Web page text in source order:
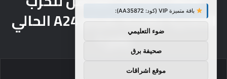
الأهلية مقارنة بفيلم A24 الحالي
رقم 1
باقة متميزة VIP (كود: AA35872):
ضوء التعليمي
صحيفة برق
موقع اشراقات